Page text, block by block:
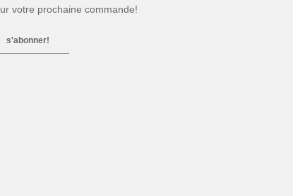
votre prochaine commande!
s'abonner!